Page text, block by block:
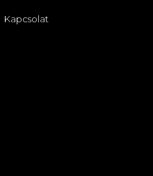
Kapcsolat